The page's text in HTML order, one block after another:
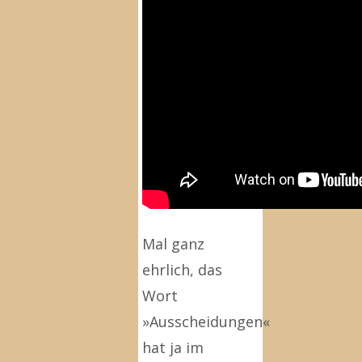
Mal ganz
ehrlich, das
Wort
»Ausscheidungen«
hat ja im